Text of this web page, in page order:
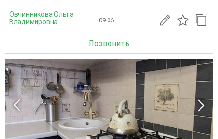
Овчинникова Ольга
Владимировна
09.06
Позвонить